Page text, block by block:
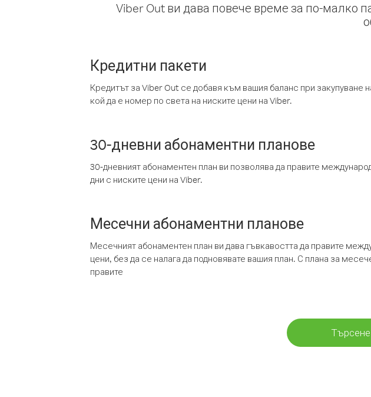
Viber Out ви дава повече време за по-малко
Кредитни пакети
Кредитът за Viber Out се добавя към вашия баланс при
кой да е номер по света на ниските цени на Viber.
30-дневни абонаментни планове
30-дневният абонаментен план ви позволява да правите
дни с ниските цени на Viber.
Месечни абонаментни планове
Месечният абонаментен план ви дава гъвкавостта да правите
цени, без да се налага да подновявате вашия план. С плана за
правите